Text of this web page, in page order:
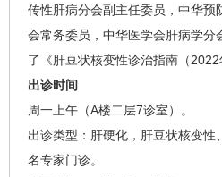
传性肝病分会副主任委员，中华预
会常务委员，中华医学会肝病学分
了《肝豆状核变性诊治指南（2022
出诊时间
周一上午（A楼二层7诊室）。
出诊类型：肝硬化，肝豆状核变性
名专家门诊。